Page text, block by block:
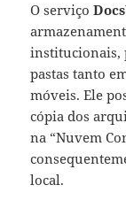
O serviço
institucionais,
pastas tanto
móveis. Ele
cópia dos
na “Nuvem
local.